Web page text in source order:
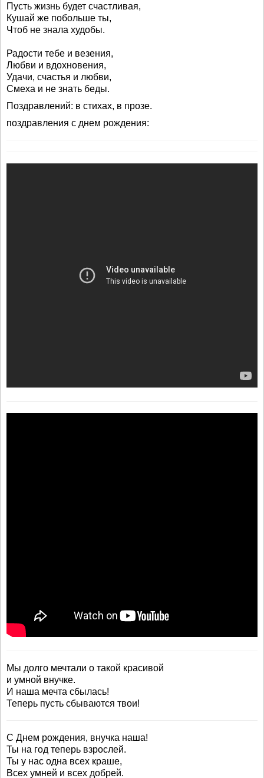
Пусть жизнь будет счастливая,
Кушай же побольше ты,
Чтоб не знала худобы.
Радости тебе и везения,
Любви и вдохновения,
Удачи, счастья и любви,
Смеха и не знать беды.
Поздравлений: в стихах, в прозе.
поздравления с днем рождения:
Мы долго мечтали о такой красивой
и умной внучке.
И наша мечта сбылась!
Теперь пусть сбываются твои!
С Днем рождения, внучка наша!
Ты на год теперь взрослей.
Ты у нас одна всех краше,
Всех умней и всех добрей.